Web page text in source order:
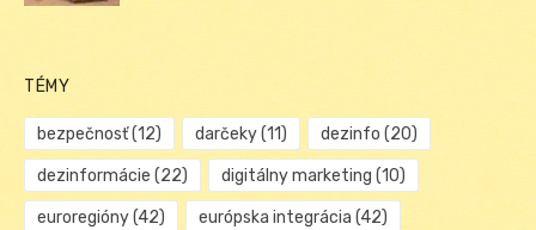
TÉMY
bezpečnosť(12) darčeky(11) dezinfo (20)
dezinformácie (22) digitálny marketing (10)
euroregióny(42) európska integrácia (42)